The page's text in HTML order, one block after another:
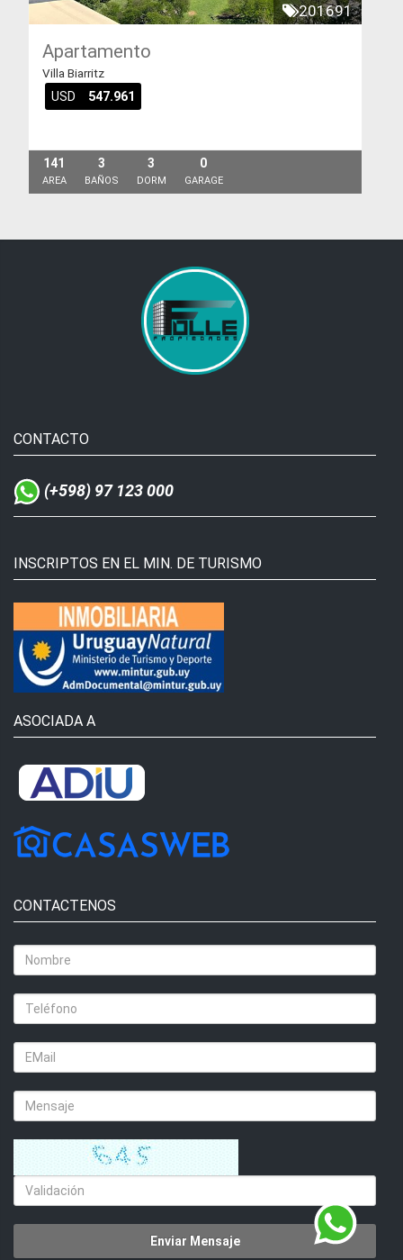
201691
Apartamento
Villa Biarritz
USD 547.961
141
AREA
3
BAÑOS
3
DORM
0
GARAGE
CONTACTO
(+598) 97 123 000
INSCRIPTOS EN EL MIN. DE TURISMO
ASOCIADA A
CONTACTENOS